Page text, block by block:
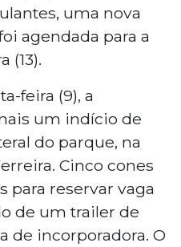
uma nova
agendada para a
(13).
feira (9), a
um indício de
do parque, na
Cinco cones
para reservar vaga
de um trailer de
de incorporadora. O